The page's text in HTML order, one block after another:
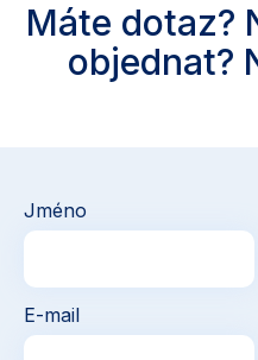
Máte dotaz?
objednat?
Jméno
E-mail